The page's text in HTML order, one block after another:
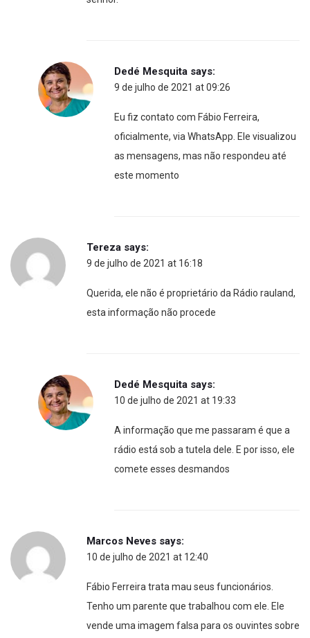
Dedé Mesquita says:
9 de julho de 2021 at 09:26
Eu fiz contato com Fábio Ferreira,
oficialmente, via WhatsApp. Ele visualizou
as mensagens, mas não respondeu até
este momento
Tereza says:
9 de julho de 2021 at 16:18
Querida, ele não é proprietário da Rádio rauland,
esta informação não procede
Dedé Mesquita says:
10 de julho de 2021 at 19:33
A informação que me passaram é que a
rádio está sob a tutela dele. E por isso, ele
comete esses desmandos
Marcos Neves says:
10 de julho de 2021 at 12:40
Fábio Ferreira trata mau seus funcionários.
Tenho um parente que trabalhou com ele. Ele
vende uma imagem falsa para os ouvintes sobre